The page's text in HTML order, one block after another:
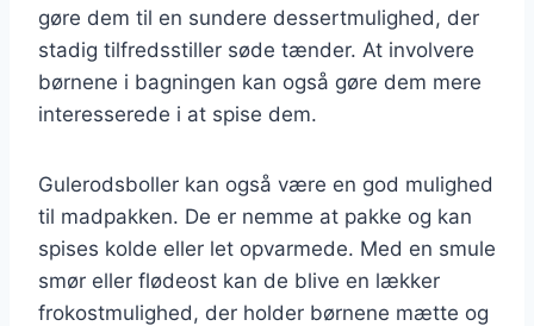
gøre dem til en sundere dessertmulighed, der
stadig tilfredsstiller søde tænder. At involvere
børnene i bagningen kan også gøre dem mere
interesserede i at spise dem.
Gulerodsboller kan også være en god mulighed
til madpakken. De er nemme at pakke og kan
spises kolde eller let opvarmede. Med en smule
smør eller flødeost kan de blive en lækker
frokostmulighed, der holder børnene mætte og